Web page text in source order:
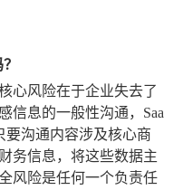
心风险在于企业失去了
信息的一般性沟通，Saa
要沟通内容涉及核心商
务信息，将这些数据主
风险是任何一个负责任